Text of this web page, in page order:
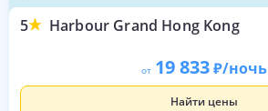
5 Harbour Grand Hong Kong
от 19 833 /ночь
Найти цены